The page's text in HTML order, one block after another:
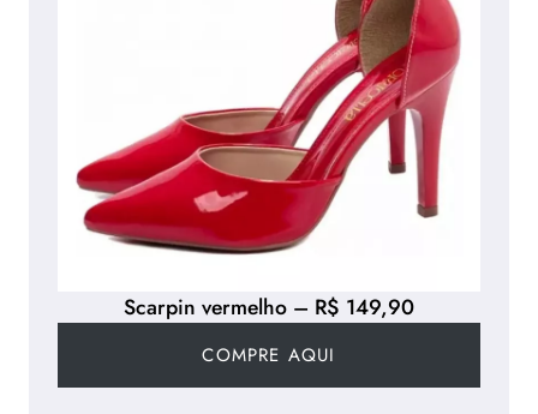
Scarpin vermelho – R$ 149,90
COMPRE AQUI